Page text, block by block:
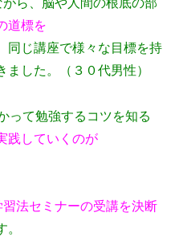
道標を
同じ講座で様々な目標を持
した。（３０代男性）
って勉強するコツを知る
践していくのが
習法セミナーの受講を決断
。